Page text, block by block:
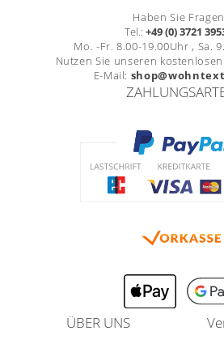
Haben Sie
Tel.: +49 (0) 3721
Mo. -Fr. 8.00-19.00Uhr , Sa.
Nutzen Sie unseren
E-Mail:
ÜBER UNS